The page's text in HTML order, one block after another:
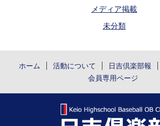
メディア掲載
未分類
ホーム 活動について 日吉倶楽部報
会員専用ページ